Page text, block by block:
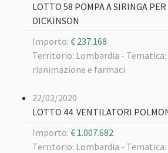
LOTTO 58 POMPA A SIRINGA
DICKINSON
Importo: € 237.168
Territorio: Lombardia -
rianimazione e farmaci
22/02/2020
LOTTO 44 VENTILATORI
Importo: € 1.007.682
Territorio: Lombardia -